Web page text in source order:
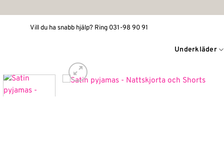
to
Vill du ha snabb hjälp? Ring 031-98 90 91
Underkläder